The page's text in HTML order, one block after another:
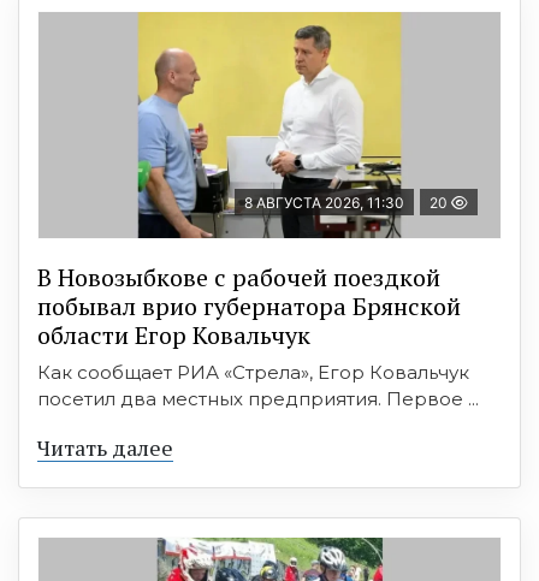
8 АВГУСТА 2026, 11:30 20
В Новозыбкове с рабочей поездкой
побывал врио губернатора Брянской
области Егор Ковальчук
Как сообщает РИА «Стрела», Егор Ковальчук
посетил два местных предприятия. Первое ...
Читать далее